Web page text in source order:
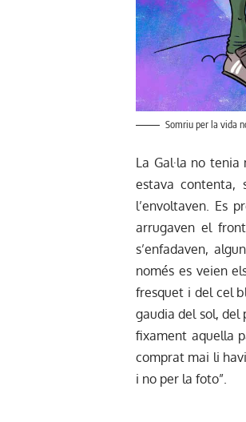
Somriu per la vida
La Gal·la no
estava contenta,
l’envoltaven. Es
arrugaven el
s’enfadaven,
només es veien
fresquet i del cel
gaudia del sol, del
fixament aquella
comprat mai li
i no per la foto”.